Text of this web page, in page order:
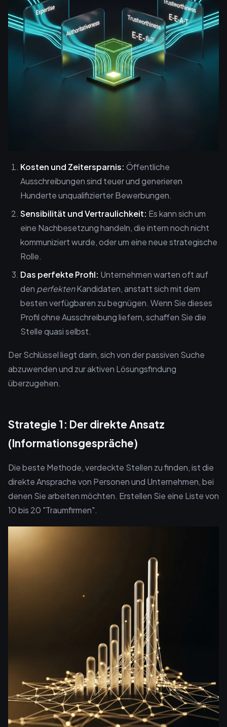
Kosten und Zeitersparnis: Öffentliche
Ausschreibungen sind teuer und generieren
Hunderte unqualifizierter Bewerbungen.
Sensibilität und Vertraulichkeit: Es kann sich um
eine Nachbesetzung handeln, die intern noch nicht
kommuniziert wurde, oder um eine neue strategische
Rolle.
Das perfekte Profil: Unternehmen warten oft auf
den perfektenKandidaten, anstatt sich mit dem
besten verfügbaren zu begnügen. Wenn Sie dieses
Profil ohne Ausschreibung liefern, schaffen Sie die
Stelle quasi selbst.
Der Schlüssel liegt darin, sich von der passiven Suche
abzuwenden und zur aktiven Lösungsfindung
überzugehen.
Strategie 1: Der direkte Ansatz
(Informationsgespräche)
Die beste Methode, verdeckte Stellen zu finden, ist die
direkte Ansprache von Personen und Unternehmen, bei
denen Sie arbeiten möchten. Erstellen Sie eine Liste von
10 bis 20 "Traumfirmen".